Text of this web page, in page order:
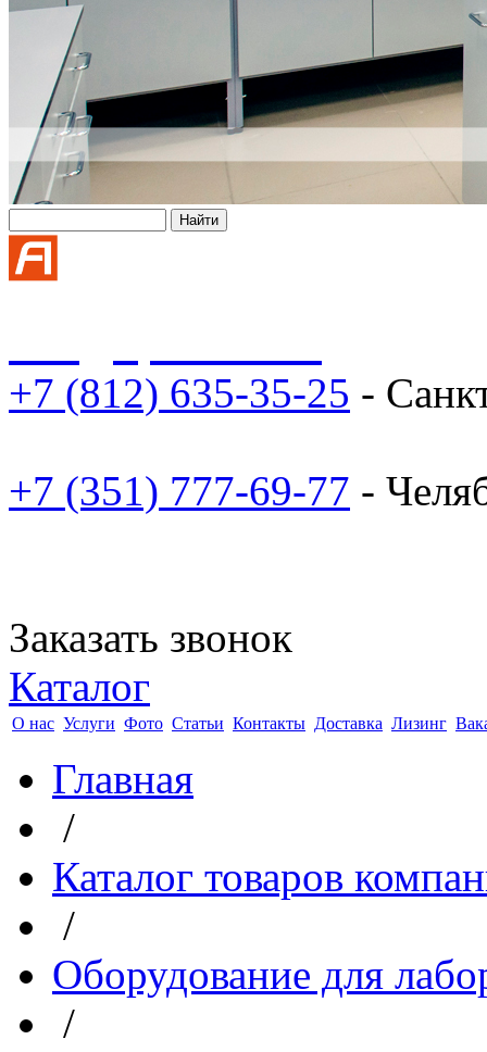
+7 (812) 635-35-25 -
+7 (351) 777-69-77 -
Заказать звонок
Каталог
О нас Услуги Фото Статьи Контакты Доставка Лизинг
Главная
/
Каталог товаров
/
Оборудование для
/